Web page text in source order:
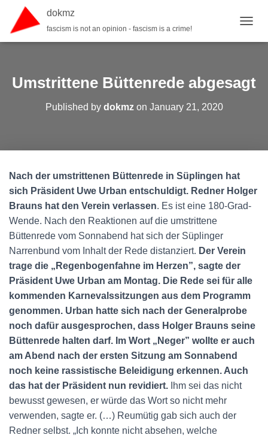
dokmz
fascism is not an opinion - fascism is a crime!
Umstrittene Büttenrede abgesagt
Published by dokmzon January 21, 2020
Nach der umstrittenen Büttenrede in Süplingen hat
sich Präsident Uwe Urban entschuldigt. Redner Holger
Brauns hat den Verein verlassen. Es ist eine 180-Grad-
Wende. Nach den Reaktionen auf die umstrittene
Büttenrede vom Sonnabend hat sich der Süplinger
Narrenbund vom Inhalt der Rede distanziert. Der Verein
trage die „Regenbogenfahne im Herzen”, sagte der
Präsident Uwe Urban am Montag. Die Rede sei für alle
kommenden Karnevalssitzungen aus dem Programm
genommen. Urban hatte sich nach der Generalprobe
noch dafür ausgesprochen, dass Holger Brauns seine
Büttenrede halten darf. Im Wort „Neger” wollte er auch
am Abend nach der ersten Sitzung am Sonnabend
noch keine rassistische Beleidigung erkennen. Auch
das hat der Präsident nun revidiert. Ihm sei das nicht
bewusst gewesen, er würde das Wort so nicht mehr
verwenden, sagte er. (…) Reumütig gab sich auch der
Redner selbst. „Ich konnte nicht absehen, welche